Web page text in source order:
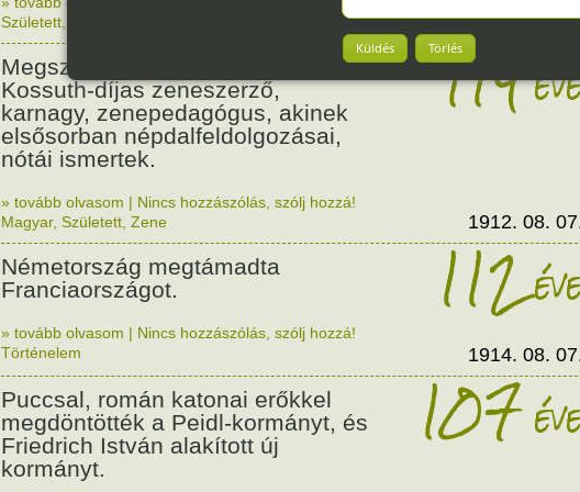
Született
1912. 08.
Megszületett Csenki Imre,
Kossuth-díjas zeneszerző,
karnagy, zenepedagógus, akinek
elsősorban népdalfeldolgozásai,
nótái ismertek.
114
» tovább olvasom | Nincs hozzászólás, szólj hozzá!
Magyar, Született Zene 1912. 08.
Németország megtámadta
Franciaországot.
112
» tovább olvasom | Nincs hozzászólás, szólj hozzá!
Történelem
1914. 08.
Puccsal, román katonai erőkkel
megdöntötték a Peidl-kormányt, és
Friedrich István alakított új
kormányt.
107
Küldés Törlés